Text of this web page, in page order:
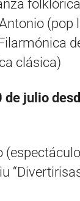
(pop
clásica)
de julio